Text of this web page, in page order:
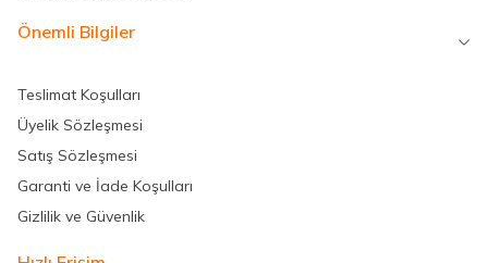
Önemli Bilgiler
Teslimat Koşulları
Üyelik Sözleşmesi
Satış Sözleşmesi
Garanti ve İade Koşulları
Gizlilik ve Güvenlik